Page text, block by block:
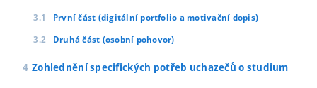
První část (digitální portfolio a motivační dopis)
Druhá část (osobní pohovor)
Zohlednění specifických potřeb uchazečů o studium